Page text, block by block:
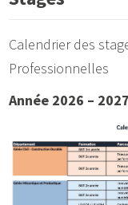
Calendrier des
Professionnelles
Année 2026 – 2027